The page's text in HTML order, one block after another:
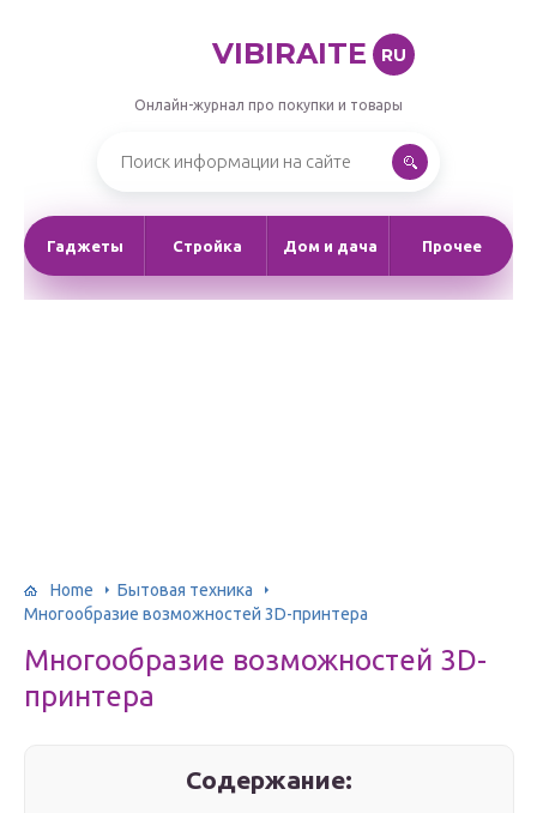
VIBIRAITE RU
Онлайн-журнал про покупки и товары
Гаджеты Стройка Дом и дача Прочее
Home
Бытовая техника
Многообразие возможностей 3D-принтера
Многообразие возможностей 3D-
принтера
Содержание: